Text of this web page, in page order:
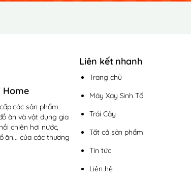
Home
các sản phẩm
ăn và vật dụng gia
chiên hơi nước,
ăn... của các thương
Liên kết nhanh
Trang chủ
Máy Xay Sinh Tố
Trái Cây
Tất cả sản phẩm
Tin tức
Liên hệ